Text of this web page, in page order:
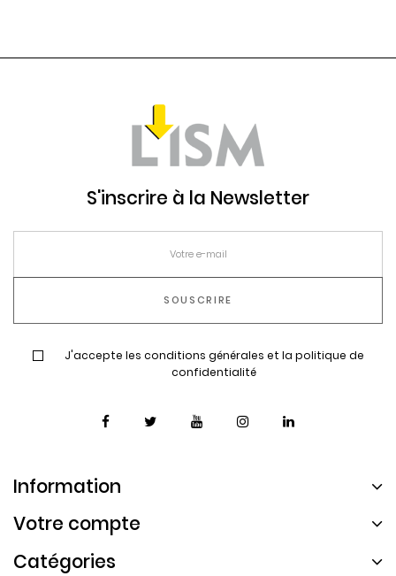
S'inscrire à la Newsletter
J'accepte les conditions générales et la politique de
confidentialité
Information
Votre compte
Catégories